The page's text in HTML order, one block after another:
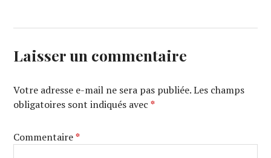
Laisser un commentaire
Votre adresse e-mail ne sera pas publiée. Les champs
obligatoires sont indiqués avec*
Commentaire*